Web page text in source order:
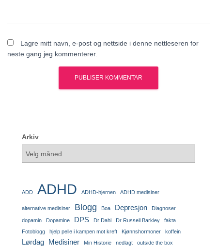
Lagre mitt navn, e-post og nettside i denne nettleseren for
neste gang jeg kommenterer.
Arkiv
ADD ADHD ADHD-hjernen ADHD medisiner
alternative medisiner Blogg Boa Depresjon Diagnoser
dopamin Dopamine DPS Dr Dahl Dr Russell Barkley
fakta
Fotoblogg
hjelp pelle i kampen mot kreft Kjønnshormoner koffein
Lørdag Medisiner Min Historie nedlagt
outside the box